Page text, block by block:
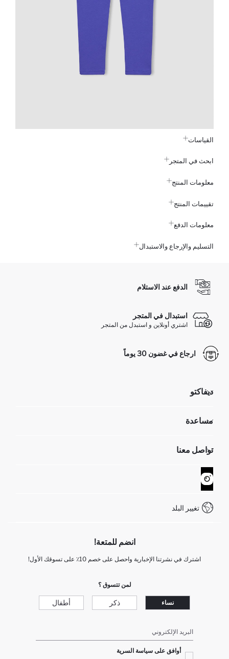
القياسات
ابحث في المتجر
معلومات المنتج
تقييمات المنتج
معلومات الدفع
التسليم والإرجاع والاستبدال
الدفع عند الاستلام
استبدال في المتجر
اشتري أونلاين و استبدل من المتجر
ارجاع في غضون 30 يوماً
ديفاكتو
تعرف علينا
GIFT CLUB
مساعدة
عمليات الارجاع و الاستبدال السهلة
تتبع الشحنة
كيف يمكنك التسوق في ديفاكتو ؟
تواصل معنا
نموذج الاتصال
خدمة العملاء
تغيير البلد
انضم للمتعة!
اشترك في نشرتنا الإخبارية واحصل على خصم 10٪ على تسوقك الأول!
لمن تتسوق ؟
نساء ذكر أطفال
البريد الإلكتروني
أوافق على سياسة السرية